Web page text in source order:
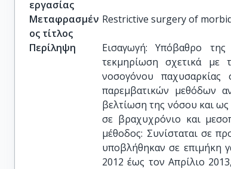
εργασίας
Μεταφρασμέν
ος τίτλος
Restrictive surgery of
Περίληψη
Εισαγωγή: Υπόβαθρο της
τεκμηρίωση σχετικά με
νοσογόνου
παρεμβατικών μεθόδων
βελτίωση της νόσου και
σε βραχυχρόνιο και
μέθοδος: Συνίσταται σε
υποβλήθηκαν σε επιμήκη
2012 έως τον Απρίλιο